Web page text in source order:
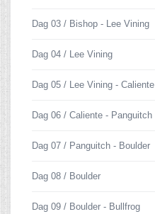
Dag 03 / Bishop - Lee Vining
Dag 04 / Lee Vining
Dag 05 / Lee Vining - Caliente
Dag 06 / Caliente - Panguitch
Dag 07 / Panguitch - Boulder
Dag 08 / Boulder
Dag 09 / Boulder - Bullfrog